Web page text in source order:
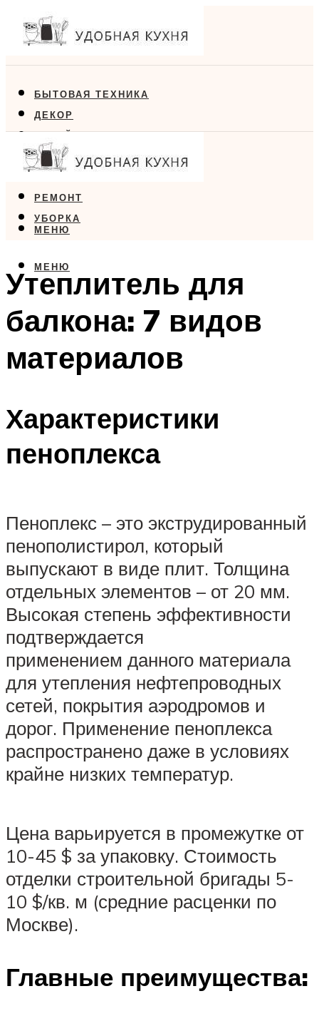
БЫТОВАЯ ТЕХНИКА
ДЕКОР
ДИЗАЙН
ЕДА
РЕМОНТ
УБОРКА
МЕНЮ
МЕНЮ
Утеплитель для
балкона: 7 видов
материалов
Характеристики
пеноплекса
Пеноплекс – это экструдированный
пенополистирол, который
выпускают в виде плит. Толщина
отдельных элементов – от 20 мм.
Высокая степень эффективности
подтверждается
применением данного материала
для утепления нефтепроводных
сетей, покрытия аэродромов и
дорог. Применение пеноплекса
распространено даже в условиях
крайне низких температур.
Цена варьируется в промежутке от
10-45 $ за упаковку. Стоимость
отделки строительной бригады 5-
10 $/кв. м (средние расценки по
Москве).
Главные преимущества: